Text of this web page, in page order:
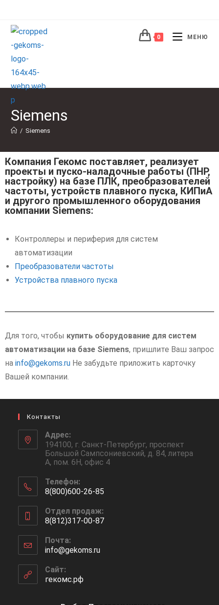
0 МЕНЮ
Siemens
/ Siemens
Компания Гекомс поставляет, реализует
проекты и пуско-наладочные работы (ПНР,
настройку) на базе ПЛК, преобразователей
частоты, устройств плавного пуска, КИПиА
и другого промышленного оборудования
компании Siemens:
Контроллеры и периферия для систем
автоматизации
Преобразователи частоты
Устройства плавного пуска
Для того, чтобы купить оборудование для систем
автоматизации на базе Siemens, пришлите Ваш запрос
на info@gekoms.ru Не забудьте приложить карточку
Вашей компании.
Контакты
Адрес:
194100, г. Санкт-Петербург, проспект
Большой Сампсониевский, д. 84, литера
А, пом. 6Н, офис 4
Телефон:
8(800)600-26-85
Отдел продаж:
8(812)317-00-87
Почта:
info@gekoms.ru
Сайт:
гекомс.рф